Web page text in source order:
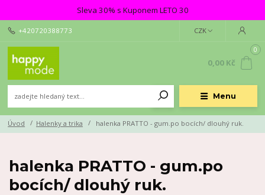
Sleva 30% s Kuponem LETO 30
Menu
CZK
+420720388773
0
0,00 Kč
Úvod Halenky a trika halenka PRATTO - gum.po bocích/ dlouhý ruk.
halenka PRATTO - gum.po
bocích/ dlouhý ruk.